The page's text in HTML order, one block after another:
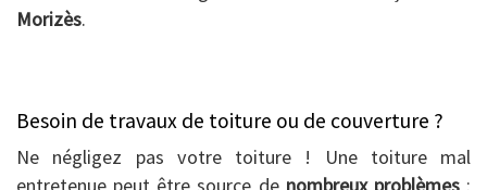
Morizès.
Besoin de travaux de toiture ou de couverture ?
Ne négligez pas votre toiture ! Une toiture mal